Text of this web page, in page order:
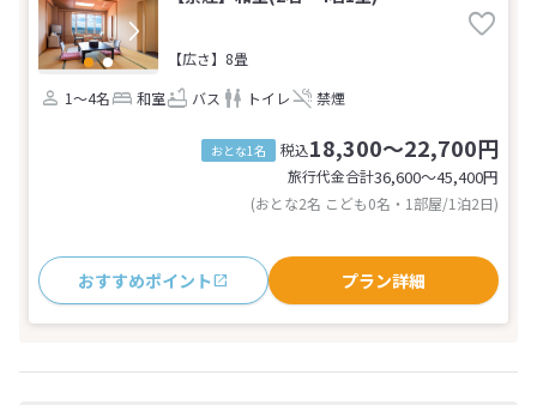
【広さ】8畳
1～4名
和室 バス トイレ 禁煙
おとな1名 税込18,300～22,700円
旅行代金合計36,600〜45,400円
(おとな2名 こども0名・1部屋/1泊2日)
おすすめポイント プラン詳細